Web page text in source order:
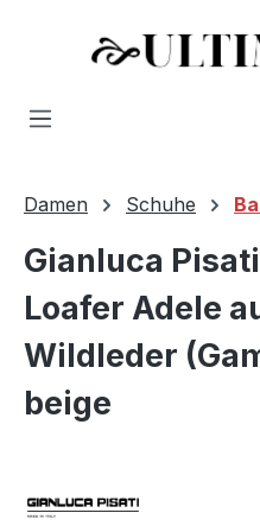
Zum Hauptinhalt springen
Damen Schuhe
Gianluca
Loafer Adele
Wildleder
beige